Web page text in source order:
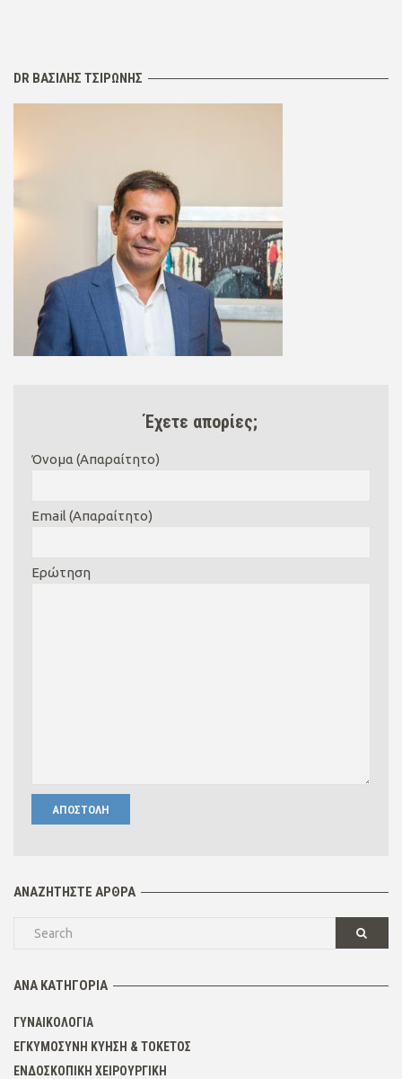
DR ΒΑΣΙΛΗΣ ΤΣΙΡΩΝΗΣ
Έχετε απορίες;
Όνομα (Απαραίτητο)
Email (Απαραίτητο)
Ερώτηση
ΑΝΑΖΗΤΉΣΤΕ ΆΡΘΡΑ
ΑΝΆ ΚΑΤΗΓΟΡΊΑ
ΓΥΝΑΙΚΟΛΟΓΊΑ
ΕΓΚΥΜΟΣΎΝΗ ΚΎΗΣΗ & ΤΟΚΕΤΌΣ
ΕΝΔΟΣΚΟΠΙΚΉ ΧΕΙΡΟΥΡΓΙΚΉ